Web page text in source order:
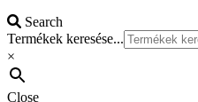
Search
Termékek keresése...
×
Close